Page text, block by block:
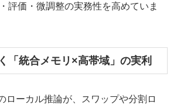
評価・微調整の実務性を高めていま
「統合メモリ×高帯域」の実利
ローカル推論が、スワップや分割ロ